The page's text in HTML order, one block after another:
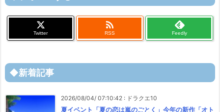
Twitter

RSS Feedly
◆新着記事
2026/08/04/ 07:10:42 : ドラクエ10
夏イベント「夏の恋は嵐のごとく」今年の新作「オト